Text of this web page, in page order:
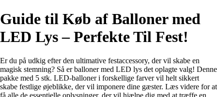
Guide til Køb af Balloner med
LED Lys – Perfekte Til Fest!
Er du på udkig efter den ultimative festaccessory, der vil skabe en
magisk stemning? Så er balloner med LED lys det oplagte valg! Denne
pakke med 5 stk. LED-balloner i forskellige farver vil helt sikkert
skabe festlige øjeblikke, der vil imponere dine gæster. Læs videre for at
få alle de essentielle oplysninger, der vil hjælpe dig med at træffe en